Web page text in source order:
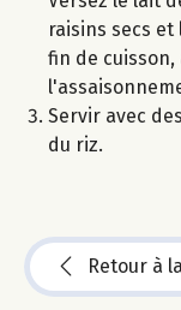
raisins secs
fin de
Servir avec
du riz.
Retour à